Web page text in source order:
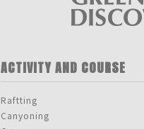
ACTIVITY AND COURSE
Raftting
Canyoning